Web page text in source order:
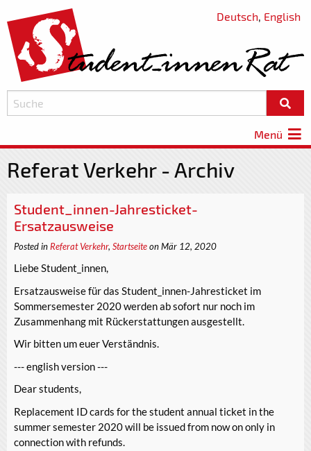
Deutsch, English
Menü
Referat Verkehr - Archiv
Student_innen-Jahresticket-
Ersatzausweise
Posted inReferat Verkehr, Startseiteon Mär 12, 2020
Liebe Student_innen,
Ersatzausweise für das Student_innen-Jahresticket im
Sommersemester 2020 werden ab sofort nur noch im
Zusammenhang mit Rückerstattungen ausgestellt.
Wir bitten um euer Verständnis.
--- english version ---
Dear students,
Replacement ID cards for the student annual ticket in the
summer semester 2020 will be issued from now on only in
connection with refunds.